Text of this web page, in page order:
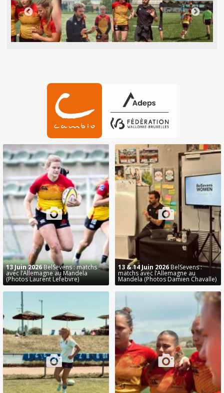
13 Juin 2026BelSevens : matchs
avec l’Allemagne au Mandela
(Photos Laurent Lefebvre)
13 & 14 Juin 2026 BelSevens :
matchs avec l’Allemagne au
Mandela (Photos Damien Chavalle)